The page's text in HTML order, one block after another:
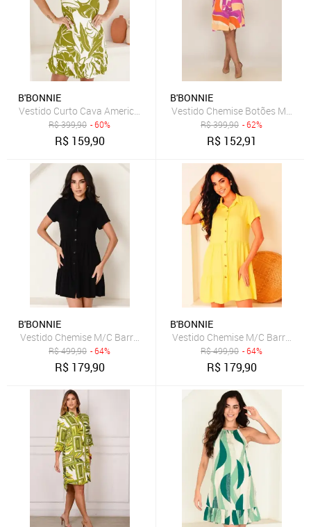
B'BONNIE
Vestido Curto Cava Americana e Alças B'Bonnie Alana Flolha
R$399,90 - 60%
R$ 159,90
B'BONNIE
Vestido Chemise Botões M/L
R$399,90 - 62%
R$ 152,91
B'BONNIE
Vestido Chemise M/C Barra Babado Botões B’Bonnie Ohana Preto
R$499,90 - 64%
R$ 179,90
B'BONNIE
Vestido Chemise M/C Barra
R$499,90 - 64%
R$ 179,90